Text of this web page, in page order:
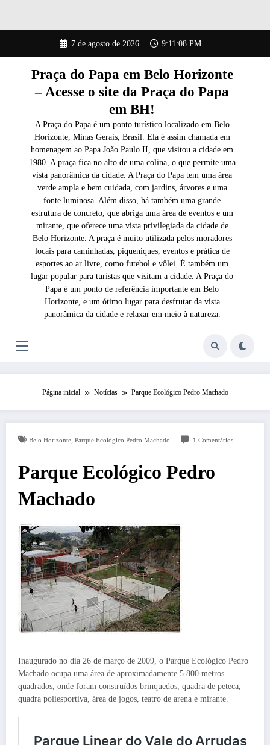
o
7 de agosto de 2026 9:11:09 PM
Praça do Papa em Belo Horizonte
– Acesse o site da Praça do Papa
em BH!
A Praça do Papa é um ponto turístico localizado em Belo
Horizonte, Minas Gerais, Brasil. Ela é assim chamada em
homenagem ao Papa João Paulo II, que visitou a cidade em
1980. A praça fica no alto de uma colina, o que permite uma
vista panorâmica da cidade. A Praça do Papa tem uma área
verde ampla e bem cuidada, com jardins, árvores e uma
fonte luminosa. Além disso, há também uma grande
estrutura de concreto, que abriga uma área de eventos e um
mirante, que oferece uma vista privilegiada da cidade de
Belo Horizonte. A praça é muito utilizada pelos moradores
locais para caminhadas, piqueniques, eventos e prática de
esportes ao ar livre, como futebol e vôlei. É também um
lugar popular para turistas que visitam a cidade. A Praça do
Papa é um ponto de referência importante em Belo
Horizonte, e um ótimo lugar para desfrutar da vista
panorâmica da cidade e relaxar em meio à natureza.
Página inicial Notícias Parque Ecológico Pedro Machado
Belo Horizonte, Parque Ecológico Pedro Machado 1 Comentários
Parque Ecológico Pedro
Machado
Inaugurado no dia 26 de março de 2009, o Parque Ecológico Pedro
Machado ocupa uma área de aproximadamente 5.800 metros
quadrados, onde foram construídos brinquedos, quadra de peteca,
quadra poliesportiva, área de jogos, teatro de arena e mirante.